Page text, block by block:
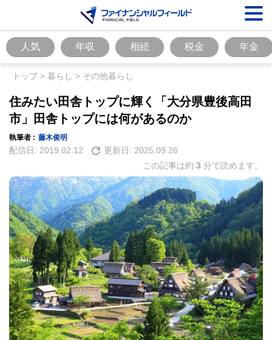
人気 年収 相続 税金 年金
トップ> 暮らし > その他暮らし
住みたい田舎トップに輝く「大分県豊後高田
市」田舎トップには何があるのか
執筆者 : 藤木俊明
配信日: 2019.02.12 更新日: 2025.09.26
この記事は約 3 分で読めます。